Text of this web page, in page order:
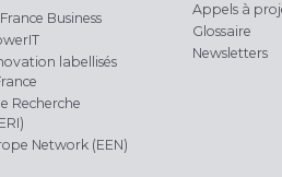
Business
labellisés
Recherche
Network (EEN)
Appels à
Glossaire
Newsletters